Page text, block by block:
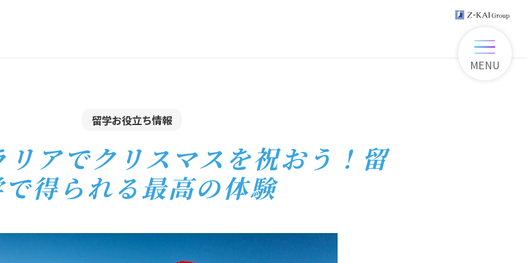
MENU
留学お役立ち情報
リアでクリスマスを祝おう！留
得られる最高の体験